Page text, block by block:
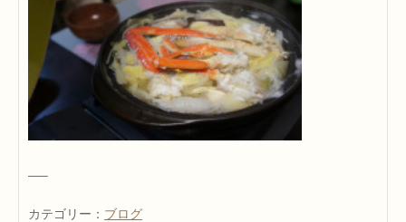
—–
カテゴリー： ブログ